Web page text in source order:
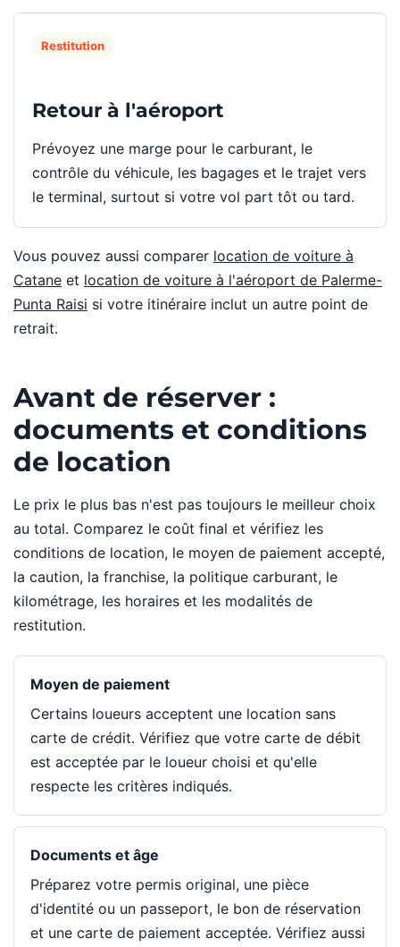
Restitution
Retour à l'aéroport
Prévoyez une marge pour le carburant, le
contrôle du véhicule, les bagages et le trajet vers
le terminal, surtout si votre vol part tôt ou tard.
Vous pouvez aussi comparer location de voiture à
Catane et location de voiture à l'aéroport de Palerme-
Punta Raisi si votre itinéraire inclut un autre point de
retrait.
Avant de réserver :
documents et conditions
de location
Le prix le plus bas n'est pas toujours le meilleur choix
au total. Comparez le coût final et vérifiez les
conditions de location, le moyen de paiement accepté,
la caution, la franchise, la politique carburant, le
kilométrage, les horaires et les modalités de
restitution.
Moyen de paiement
Certains loueurs acceptent une location sans
carte de crédit. Vérifiez que votre carte de débit
est acceptée par le loueur choisi et qu'elle
respecte les critères indiqués.
Documents et âge
Préparez votre permis original, une pièce
d'identité ou un passeport, le bon de réservation
et une carte de paiement acceptée. Vérifiez aussi